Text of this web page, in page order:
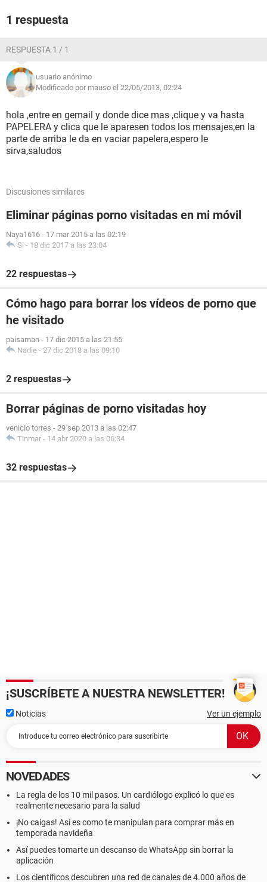
1 respuesta
RESPUESTA 1 / 1
usuario anónimo
Modificado por mauso el 22/05/2013, 02:24
hola ,entre en gemail y donde dice mas ,clique y va hasta
PAPELERA y clica que le aparesen todos los mensajes,en la
parte de arriba le da en vaciar papelera,espero le
sirva,saludos
Discusiones similares
Eliminar páginas porno visitadas en mi móvil
Naya1616 - 17 mar 2015 a las 02:19
Si - 18 dic 2017 a las 23:04
22 respuestas
Cómo hago para borrar los vídeos de porno que
he visitado
paisaman - 17 dic 2015 a las 21:55
Nadie - 27 dic 2018 a las 09:10
2 respuestas
Borrar páginas de porno visitadas hoy
venicio torres - 29 sep 2013 a las 02:47
Tinmar - 14 abr 2020 a las 06:34
32 respuestas
¡SUSCRÍBETE A NUESTRA NEWSLETTER!
Noticias Ver un ejemplo
NOVEDADES
La regla de los 10 mil pasos. Un cardiólogo explicó lo que es
realmente necesario para la salud
¡No caigas! Así es como te manipulan para comprar más en
temporada navideña
Así puedes tomarte un descanso de WhatsApp sin borrar la
aplicación
Los científicos descubren una red de canales de 4.000 años de